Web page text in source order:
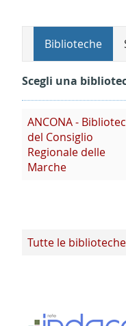
Biblioteche
Scegli una
ANCONA -
del Consiglio
Regionale delle
Marche
Tutte le biblioteche